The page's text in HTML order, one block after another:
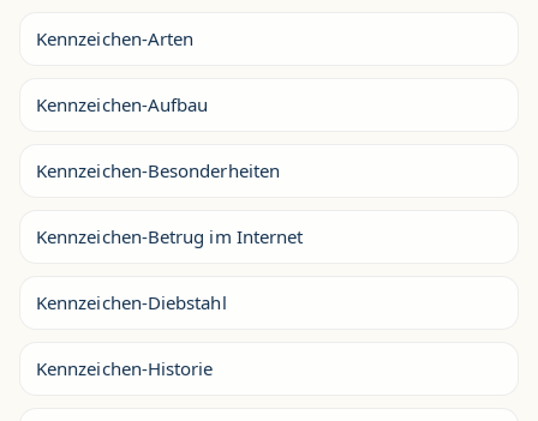
Kennzeichen-Arten
Kennzeichen-Aufbau
Kennzeichen-Besonderheiten
Kennzeichen-Betrug im Internet
Kennzeichen-Diebstahl
Kennzeichen-Historie